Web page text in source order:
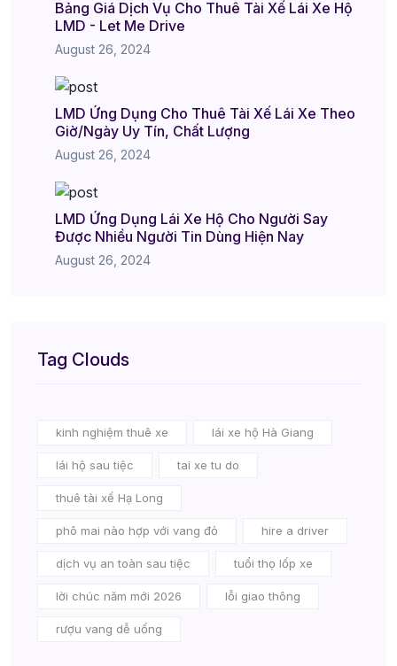
Bảng Giá Dịch Vụ Cho Thuê Tài Xế Lái Xe Hộ
LMD - Let Me Drive
August 26, 2024
LMD Ứng Dụng Cho Thuê Tài Xế Lái Xe Theo
Giờ/Ngày Uy Tín, Chất Lượng
August 26, 2024
LMD Ứng Dụng Lái Xe Hộ Cho Người Say
Được Nhiều Người Tin Dùng Hiện Nay
August 26, 2024
Tag Clouds
kinh nghiệm thuê xe lái xe hộ Hà Giang
lái hộ sau tiệc tai xe tu do
thuê tài xế Hạ Long
phô mai nào hợp với vang đỏ hire a driver
dịch vụ an toàn sau tiệc tuổi thọ lốp xe
lời chúc năm mới 2026 lỗi giao thông
rượu vang dễ uống